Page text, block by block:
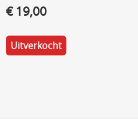
€ 19,00
Uitverkocht